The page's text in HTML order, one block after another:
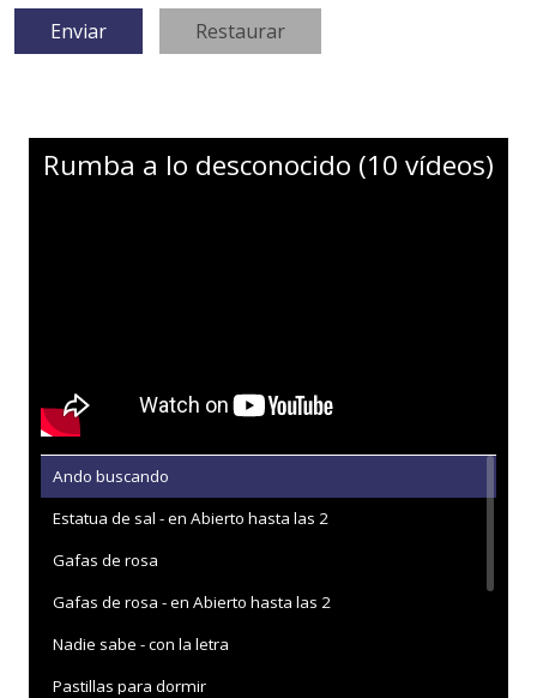
Rumba a lo desconocido (10 vídeos)
Ando buscando
Estatua de sal - en Abierto hasta las 2
Gafas de rosa
Gafas de rosa - en Abierto hasta las 2
Nadie sabe - con la letra
Pastillas para dormir